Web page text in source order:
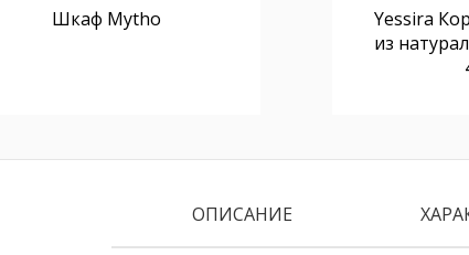
Шкаф Mytho
Yessira
из
ОПИСАНИЕ